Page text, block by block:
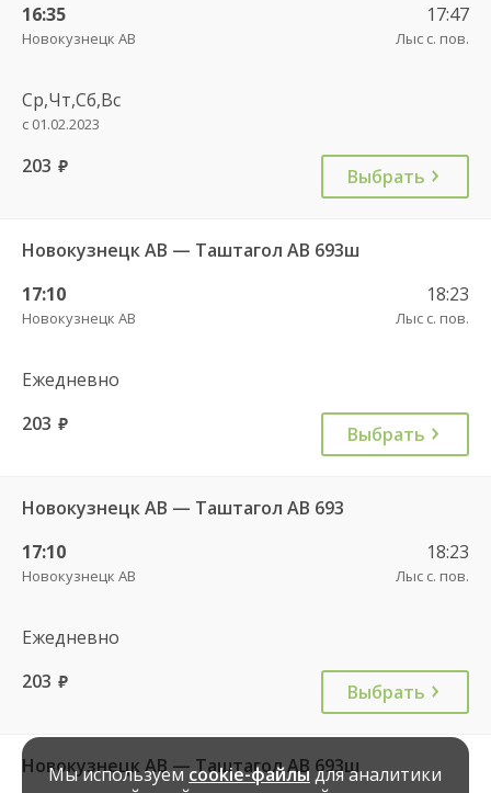
16:35
Новокузнецк АВ
17:47
Лыс с. пов.
Ср,Чт,Сб,Вс
с 01.02.2023
203 руб. Выбрать
Новокузнецк АВ — Таштагол АВ 693ш
17:10
Новокузнецк АВ
18:23
Лыс с. пов.
Ежедневно
203 руб. Выбрать
Новокузнецк АВ — Таштагол АВ 693
17:10
Новокузнецк АВ
18:23
Лыс с. пов.
Ежедневно
203 руб. Выбрать
Новокузнецк АВ — Таштагол АВ 693ш
Мы используемcookie-файлы для аналитики